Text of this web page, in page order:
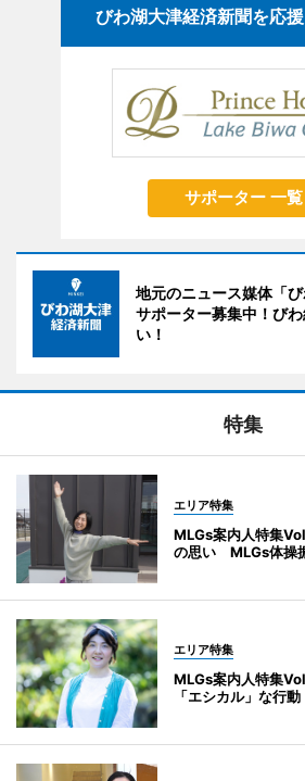
びわ湖大津経済新聞を応
サポーター 一覧
地元のニュース媒体「び
サポーター募集中！び
い！
特集
エリア特集
MLGs案内人特集
の思い MLGs体操
エリア特集
MLGs案内人特集
「エシカル」な行